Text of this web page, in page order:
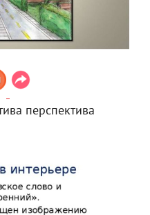
перспектива